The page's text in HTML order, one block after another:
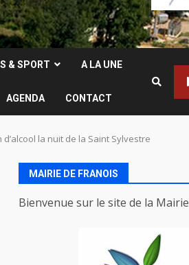
& SPORT A LA UNE
AGENDA CONTACT
la nuit de la Saint Sylvestre
MAIRIE DE FRANOIS
Bienvenue sur le site de la Mairie